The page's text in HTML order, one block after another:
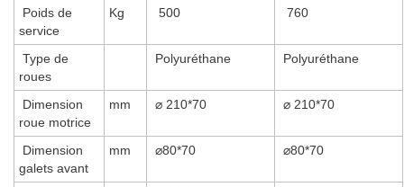
Poids de
service
Kg 500 760
Type de
roues
Polyuréthane Polyuréthane
Dimension
roue motrice
mm ⌀ 210*70 ⌀ 210*70
Dimension
galets avant
mm ⌀80*70 ⌀80*70